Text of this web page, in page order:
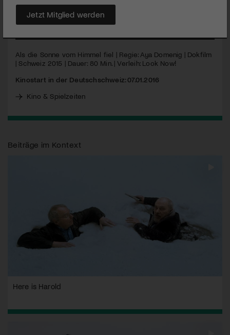
Krankenschwester, die Ähnliches erlebt haben.
MEHR
Als die Sonne vom Himmel fiel | Regie: Aya Domenig | Dokfilm
| Schweiz 2015 | Dauer: 80 Min. | Verleih: Look Now!
Kinostart in der Deutschschweiz: 07.01.2016
Kino & Spielzeiten
Beiträge im Kontext
Here is Harold
Jetzt Mitglied werden